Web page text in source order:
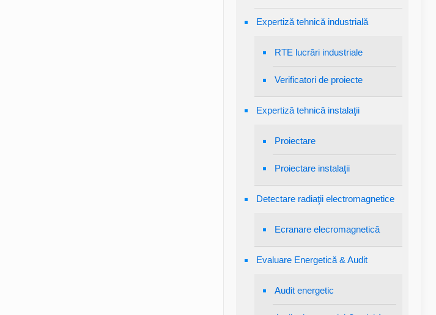
Expertiză tehnică industrială
RTE lucrări industriale
Verificatori de proiecte
Expertiză tehnică instalaţii
Proiectare
Proiectare instalaţii
Detectare radiaţii electromagnetice
Ecranare elecromagnetică
Evaluare Energetică & Audit
Audit energetic